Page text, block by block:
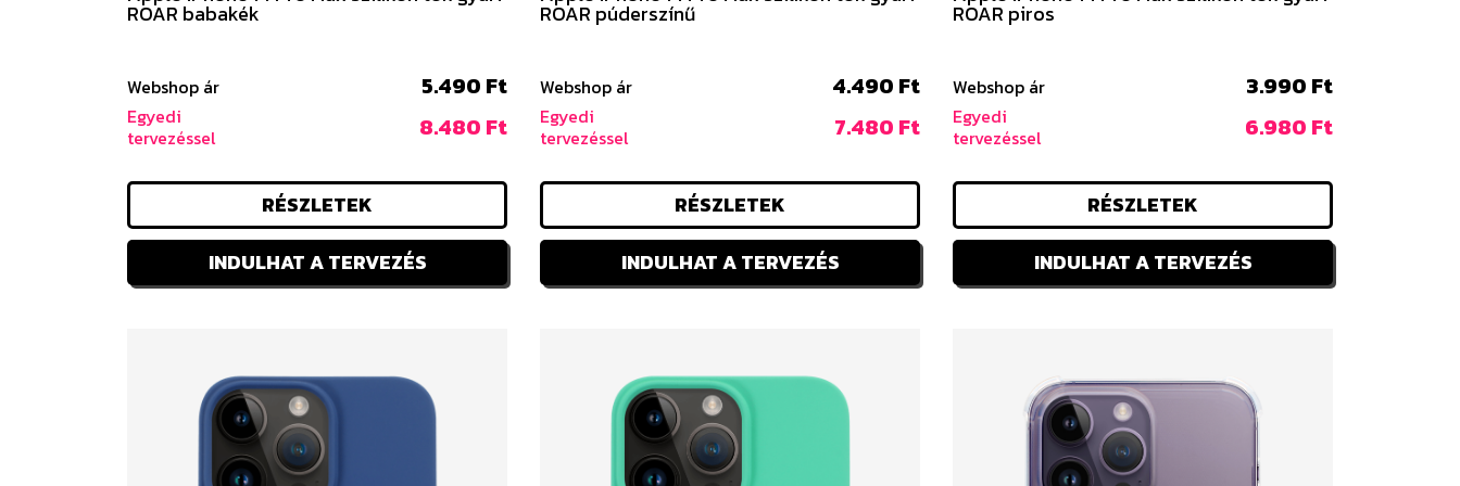
ROAR babakék
Webshop ár 5.490 Ft
Egyedi
tervezéssel
8.480 Ft
RÉSZLETEK
INDULHAT A TERVEZÉS
ROAR púderszínű
Webshop ár 4.490 Ft
Egyedi
tervezéssel
7.480 Ft
RÉSZLETEK
INDULHAT A TERVEZÉS
ROAR piros
Webshop ár 3.990 Ft
Egyedi
tervezéssel
6.980 Ft
RÉSZLETEK
INDULHAT A TERVEZÉS